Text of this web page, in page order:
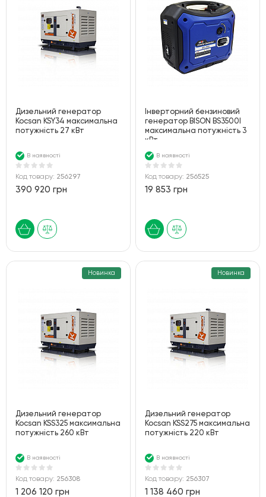
Дизельний генератор
Kocsan KSY34 максимальна
потужність 27 кВт
В наявності
Код товару: 256297
390 920 грн
Інверторний бензиновий
генератор BISON BS3500I
максимальна потужність 3
кВт
В наявності
Код товару: 256525
19 853 грн
Новинка
Дизельний генератор
Kocsan KSS325 максимальна
потужність 260 кВт
В наявності
Код товару: 256308
1 206 120 грн
Новинка
Дизельний генератор
Kocsan KSS275 максимальна
потужність 220 кВт
В наявності
Код товару: 256307
1 138 460 грн